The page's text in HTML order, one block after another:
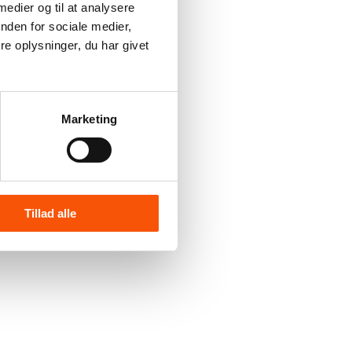
og til at analysere
for sociale medier,
oplysninger, du har givet
Marketing
Tillad alle